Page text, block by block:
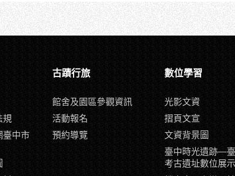
規
臺中市
古蹟行旅
館舍及園區參觀資訊
活動報名
預約導覽
數位學習
光影文資
摺頁文宣
文資背景圖
臺中時光遺跡—
考古遺址數位展